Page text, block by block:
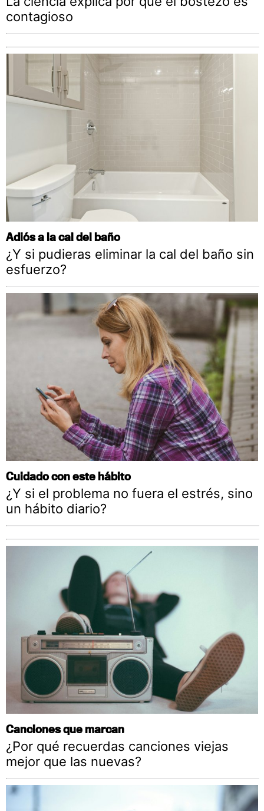
contagioso
Adiós a la cal del baño
¿Y si pudieras eliminar la cal del baño sin
esfuerzo?
Cuidado con este hábito
¿Y si el problema no fuera el estrés, sino
un hábito diario?
Canciones que marcan
¿Por qué recuerdas canciones viejas
mejor que las nuevas?